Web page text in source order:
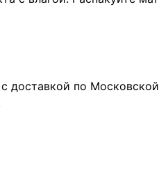
доставкой по